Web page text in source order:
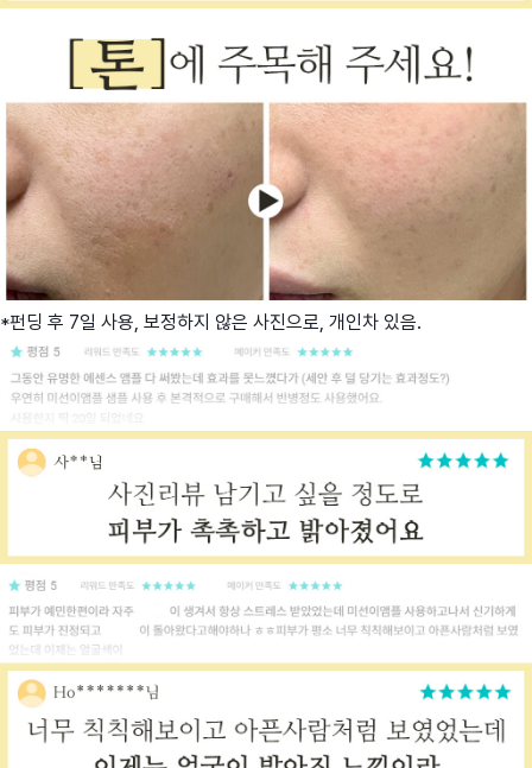
*펀딩 후 7일 사용, 보정하지 않은 사진으로, 개인차 있음.